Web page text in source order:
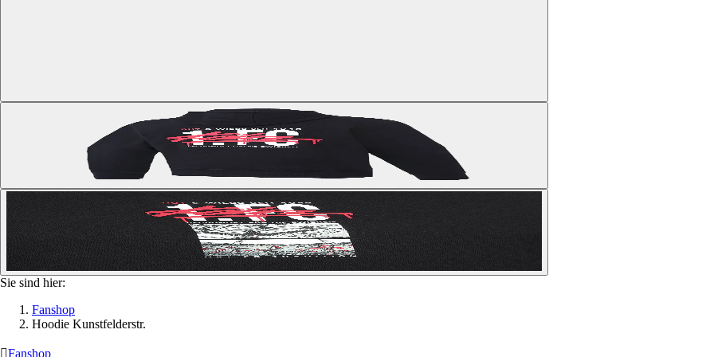
Sie sind hier:
Fanshop
Hoodie Kunstfelderstr.
Fanshop